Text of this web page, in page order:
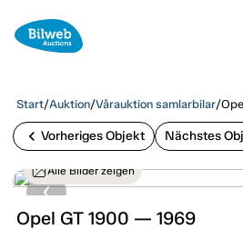
Start/Auktion/Vårauktion samlarbilar/
chevron_left Vorheriges Objekt Nächstes
Alle Bilder zeigen
Opel GT 1900 — 1969